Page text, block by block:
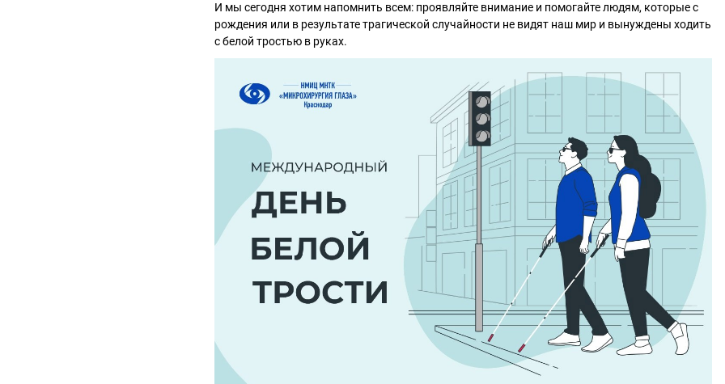
И мы сегодня хотим напомнить всем: проявляйте внимание и помогайте людям, которые с
рождения или в результате трагической случайности не видят наш мир и вынуждены ходить
с белой тростью в руках.